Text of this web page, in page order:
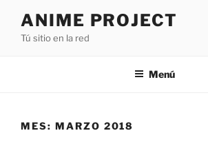
contenido
ANIME PROJECT
Tú sitio en la red
Menú
MES: MARZO 2018